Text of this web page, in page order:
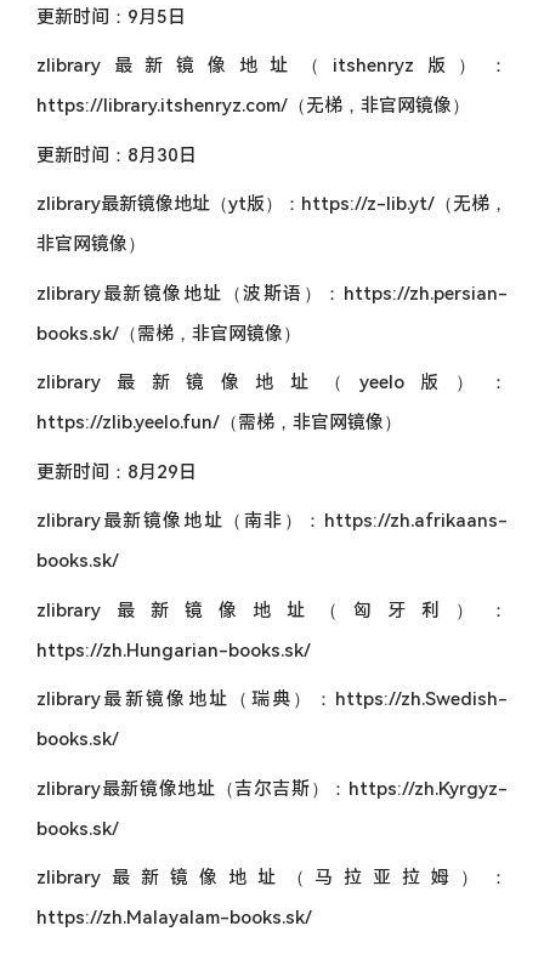
更新时间：9月5日
zlibrary最新镜像地址（itshenryz版）：
https://library.itshenryz.com/（无梯，非官网镜像）
更新时间：8月30日
zlibrary最新镜像地址（yt版）：https://z-lib.yt/（无梯，
非官网镜像）
zlibrary最新镜像地址（波斯语）：https://zh.persian-
books.sk/（需梯，非官网镜像）
zlibrary最新镜像地址（yeelo版）：
https://zlib.yeelo.fun/（需梯，非官网镜像）
更新时间：8月29日
zlibrary最新镜像地址（南非）：https://zh.afrikaans-
books.sk/
zlibrary最新镜像地址（匈牙利）：
https://zh.Hungarian-books.sk/
zlibrary最新镜像地址（瑞典）：https://zh.Swedish-
books.sk/
zlibrary最新镜像地址（吉尔吉斯）：https://zh.Kyrgyz-
books.sk/
zlibrary最新镜像地址（马拉亚拉姆）：
https://zh.Malayalam-books.sk/